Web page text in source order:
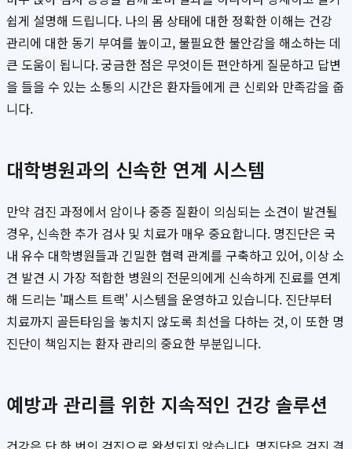
쉽게 설명해 드립니다. 나의 몸 상태에 대한 정확한 이해는 건강
관리에 대한 동기 부여를 높이고, 불필요한 불안감을 해소하는 데
큰 도움이 됩니다. 궁금한 점은 무엇이든 편안하게 질문하고 답변
을 들을 수 있는 소통의 시간은 환자들에게 큰 신뢰와 만족감을 줍
니다.
대학병원과의 신속한 연계 시스템
만약 검진 과정에서 암이나 중증 질환이 의심되는 소견이 발견될
경우, 신속한 추가 검사 및 치료가 매우 중요합니다. 명진단은 국
내 유수 대학병원들과 긴밀한 협력 관계를 구축하고 있어, 이상 소
견 발견 시 가장 적합한 병원의 전문의에게 신속하게 진료를 연계
해 드리는 '패스트 트랙' 시스템을 운영하고 있습니다. 진단부터
치료까지 골든타임을 놓치지 않도록 최선을 다하는 것, 이 또한 명
진단이 책임지는 환자 관리의 중요한 부분입니다.
예방과 관리를 위한 지속적인 건강 솔루션